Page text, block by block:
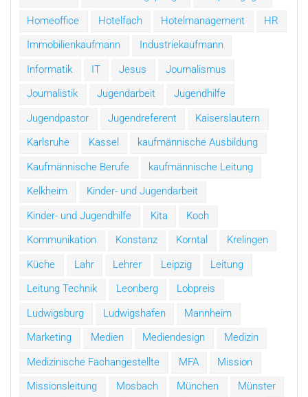
Homeoffice
Hotelfach Hotelmanagement
HR
Immobilienkaufmann
Industriekaufmann
Informatik
IT Jesus
Journalismus
Journalistik
Jugendarbeit
Jugendhilfe
Jugendpastor
Jugendreferent
Kaiserslautern
Karlsruhe
Kassel
kaufmännische Ausbildung
Kaufmännische Berufe
kaufmännische Leitung
Kelkheim
Kinder- und Jugendarbeit
Kinder- und Jugendhilfe
Kita
Koch
Kommunikation
Konstanz Korntal
Krelingen
Küche
Lahr Lehrer Leipzig
Leitung
Leitung Technik
Leonberg
Lobpreis
Ludwigsburg
Ludwigshafen
Mannheim
Marketing
Medien Mediendesign
Medizin
Medizinische Fachangestellte
MFA
Mission
Missionsleitung
Mosbach München
Münster